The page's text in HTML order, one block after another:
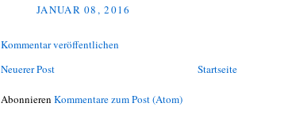
JANUAR 08, 2016
Kommentar veröffentlichen
Neuerer Post
Startseite
Abonnieren Kommentare zum Post (Atom)